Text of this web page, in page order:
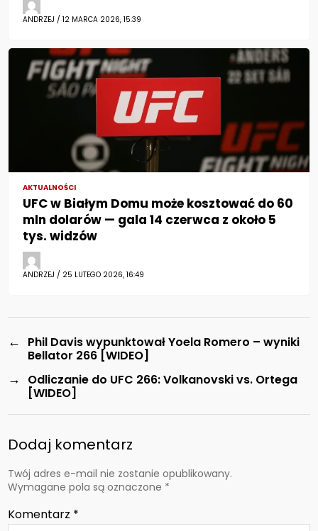
ANDRZEJ / 12 MARCA 2026, 15:39
AKTUALNOŚCI
UFC w Białym Domu może kosztować do 60
mln dolarów — gala 14 czerwca z około 5
tys. widzów
ANDRZEJ / 25 LUTEGO 2026, 16:49
←
Phil Davis wypunktował Yoela Romero – wyniki
Bellator 266 [WIDEO]
→
Odliczanie do UFC 266: Volkanovski vs. Ortega
[WIDEO]
Dodaj komentarz
Twój adres e-mail nie zostanie opublikowany.
Wymagane pola są oznaczone *
Komentarz *